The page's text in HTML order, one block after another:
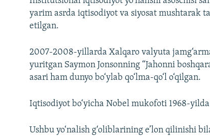
yarim asrda iqtisodiyot va siyosat mushtarak
etilgan.
2007-2008-yillarda Xalqaro valyuta
yuritgan Saymon Jonsonning “Jahonni
asari ham dunyo bo‘ylab qo‘lma-qo‘l o‘qilgan.
Iqtisodiyot bo‘yicha Nobel mukofoti 1968-
Ushbu yo‘nalish g‘oliblarining e’lon qilinishi